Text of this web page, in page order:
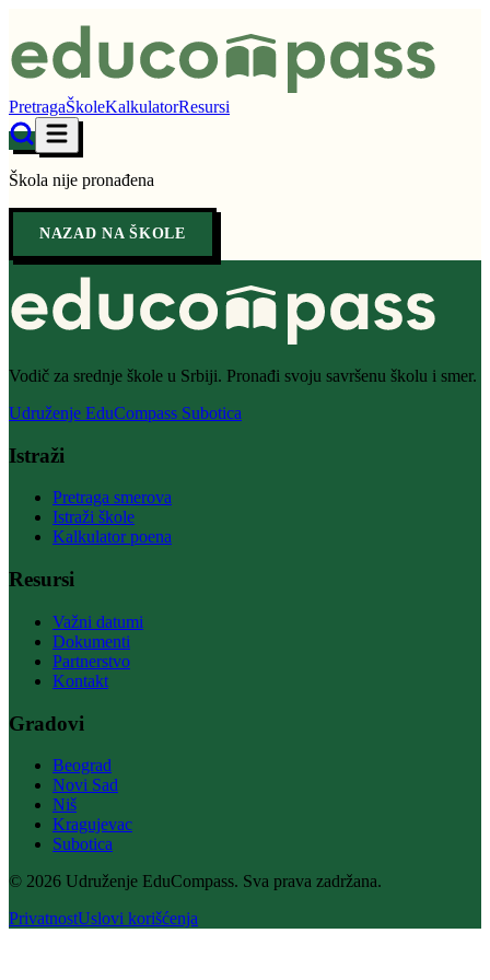
PretragaŠkoleKalkulatorResursi
Škola nije pronađena
NAZAD NA ŠKOLE
Vodič za srednje škole u Srbiji. Pronađi svoju savršenu školu i smer.
Udruženje EduCompass Subotica
Istraži
Pretraga smerova
Istraži škole
Kalkulator poena
Resursi
Važni datumi
Dokumenti
Partnerstvo
Kontakt
Gradovi
Beograd
Novi Sad
Niš
Kragujevac
Subotica
© 2026 Udruženje EduCompass. Sva prava zadržana.
PrivatnostUslovi korišćenja